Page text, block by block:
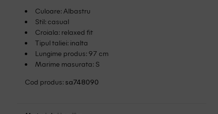
Culoare: Albastru
Stil: casual
Croiala: relaxed fit
Tipul taliei: inalta
Lungime produs: 97 cm
Marime masurata: S
Cod produs: sa748090